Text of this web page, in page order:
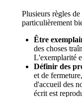
Plusieurs règles
particulièrement
Être
des choses
L'exemplarité
Définir des
et de
d'accueil des
écrit est